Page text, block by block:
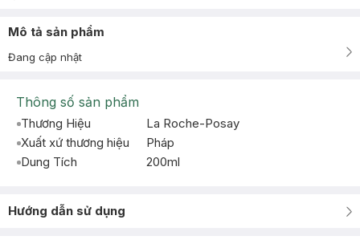
Mô tả sản phẩm
Đang cập nhật
Thông số sản phẩm
Thương Hiệu
La Roche-Posay
Xuất xứ thương hiệu
Pháp
Dung Tích
200ml
Hướng dẫn sử dụng